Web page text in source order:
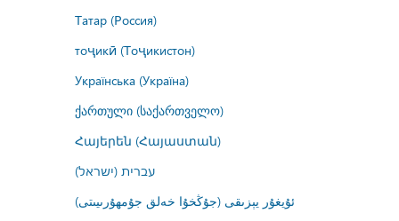
Татар (Россия)
тоҷикӣ (Тоҷикистон)
Українська (Україна)
ქართული (საქართველო)
Հայերեն (Հայաստան)
עברית (ישראל)
ئۇيغۇر يېزىقى (جۇڭخۇا خەلق جۇمھۇرىيىتى)